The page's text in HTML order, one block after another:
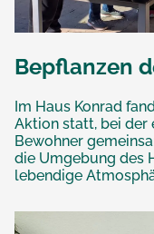
Bepflanzen
Im Haus Konrad
Aktion statt, bei der
Bewohner
die Umgebung des
lebendige